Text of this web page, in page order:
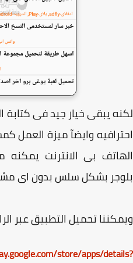
يبقى خيار جيد فى كتابة
وايضآ ميزة العمل
بى الانترنت يمكنه
بشكل سلس بدون اى
تحميل التطبيق عبر
play.google.com/store/apps/